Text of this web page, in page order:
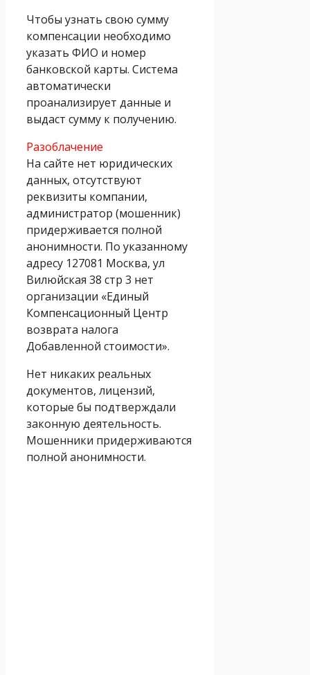
Чтобы узнать свою сумму
компенсации необходимо
указать ФИО и номер
банковской карты. Система
автоматически
проанализирует данные и
выдаст сумму к получению.
Разоблачение
На сайте нет юридических
данных, отсутствуют
реквизиты компании,
администратор (мошенник)
придерживается полной
анонимности. По указанному
адресу 127081 Москва, ул
Вилюйская 38 стр 3 нет
организации «Единый
Компенсационный Центр
возврата налога
Добавленной стоимости».
Нет никаких реальных
документов, лицензий,
которые бы подтверждали
законную деятельность.
Мошенники придерживаются
полной анонимности.